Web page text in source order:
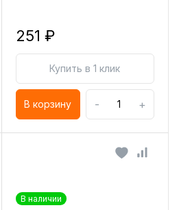
251 ₽
Купить в 1 клик
В корзину - +
В наличии